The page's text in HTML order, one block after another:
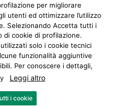
per migliorare
utenti ed ottimizzare l’utilizzo
Selezionando Accetta tutti i
di cookie di profilazione.
solo i cookie tecnici
funzionalità aggiuntive
Per conoscere i dettagli,
Leggi altro
i cookie